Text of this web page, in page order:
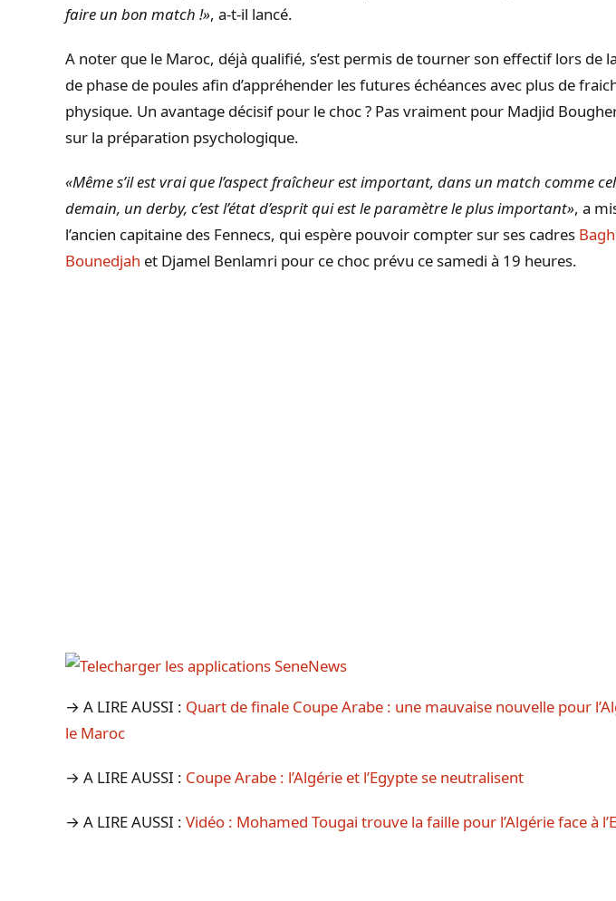
faire un bon match !», a-t-il lancé.
A noter que le Maroc, déjà qualifié, s’est permis de tourner son effectif lors de
de phase de poules afin d’appréhender les futures échéances avec plus de
physique. Un avantage décisif pour le choc ? Pas vraiment pour Madjid
sur la préparation psychologique.
«Même s’il est vrai que l’aspect fraîcheur est important, dans un match comme
demain, un derby, c’est l’état d’esprit qui est le paramètre le plus important», a
l’ancien capitaine des Fennecs, qui espère pouvoir compter sur ses cadres
Bounedjah et Djamel Benlamri pour ce choc prévu ce samedi à 19 heures.
→ A LIRE AUSSI : Quart de finale Coupe Arabe : une mauvaise nouvelle pour
le Maroc
→ A LIRE AUSSI : Coupe Arabe : l’Algérie et l’Egypte se neutralisent
→ A LIRE AUSSI : Vidéo : Mohamed Tougai trouve la faille pour l’Algérie face à